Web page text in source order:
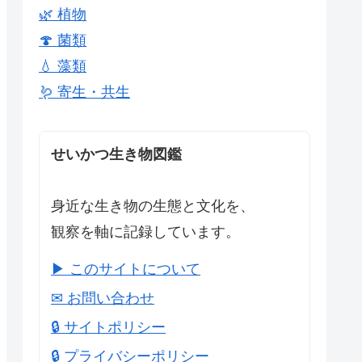
🌿 植物
🍄 菌類
💧 藻類
🪱 寄生・共生
せいかつ生き物図鑑
身近な生き物の生態と文化を、
観察を軸に記録しています。
▶ このサイトについて
✉ お問い合わせ
🔒 サイトポリシー
🔒 プライバシーポリシー